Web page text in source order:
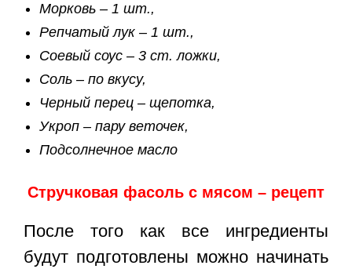
Морковь – 1 шт.,
Репчатый лук – 1 шт.,
Соевый соус – 3 ст. ложки,
Соль – по вкусу,
Черный перец – щепотка,
Укроп – пару веточек,
Подсолнечное масло
Стручковая фасоль с мясом – рецепт
После того как все ингредиенты
будут подготовлены можно начинать